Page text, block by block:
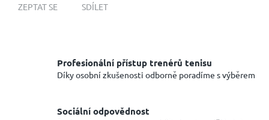
ZEPTAT SE SDÍLET
Profesionální přístup trenérů tenisu
Díky osobní zkušenosti odborně poradíme s výběrem
Sociální odpovědnost